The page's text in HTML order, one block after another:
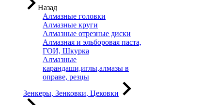
Назад
Алмазные головки
Алмазные круги
Алмазные отрезные диски
Алмазная и эльборовая паста,
ГОИ, Шкурка
Алмазные
карандаши,иглы,алмазы в
оправе, резцы
Зенкеры, Зенковки, Цековки